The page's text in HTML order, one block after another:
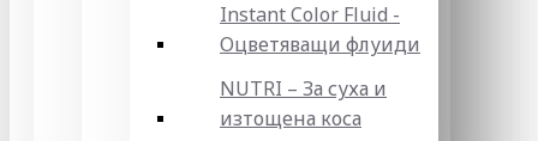
Instant Color Fluid -
Оцветяващи флуиди
NUTRI – За суха и
изтощена коса